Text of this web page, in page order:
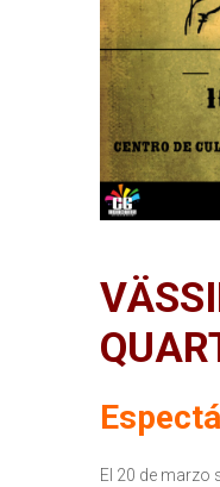
El 20 de marzo